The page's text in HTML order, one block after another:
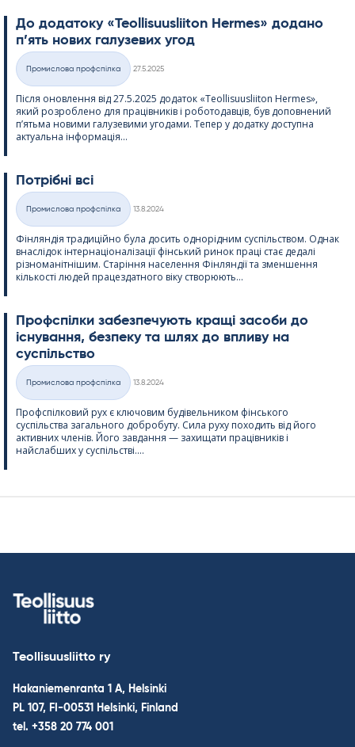
До додатоку «Teol­li­suus­lii­ton Her­mes» додано
п’ять нових галузевих угод
Категорії
Промислова профспілка
27.5.2025
Після оновлення від 27.5.2025 додаток «Teol­li­suus­lii­ton Her­mes»,
який розроблено для працівників і роботодавців, був доповнений
п’ятьма новими галузевими угодами. Тепер у додатку доступна
актуальна інформація...
Потрібні всі
Категорії
Промислова профспілка
13.8.2024
Фінляндія традиційно була досить однорідним суспільством. Однак
внаслідок інтернаціоналізації фінський ринок праці стає дедалі
різноманітнішим. Старіння населення Фінляндії та зменшення
кількості людей працездатного віку створюють...
Профспілки забезпечують кращі засоби до
існування, безпеку та шлях до впливу на
суспільство
Категорії
Промислова профспілка
13.8.2024
Профспілковий рух є ключовим будівельником фінського
суспільства загального добробуту. Сила руху походить від його
активних членів. Його завдання — захищати працівників і
найслабших у суспільстві....
Teollisuusliitto ry
Hakaniemenranta 1 A, Helsinki
PL 107, FI-00531 Helsinki, Finland
tel. +358 20 774 001